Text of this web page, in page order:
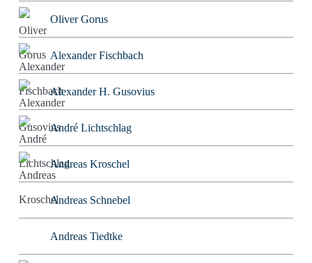
Oliver Gorus
Alexander Fischbach
Alexander H. Gusovius
André Lichtschlag
Andreas Kroschel
Andreas Schnebel
Andreas Tiedtke